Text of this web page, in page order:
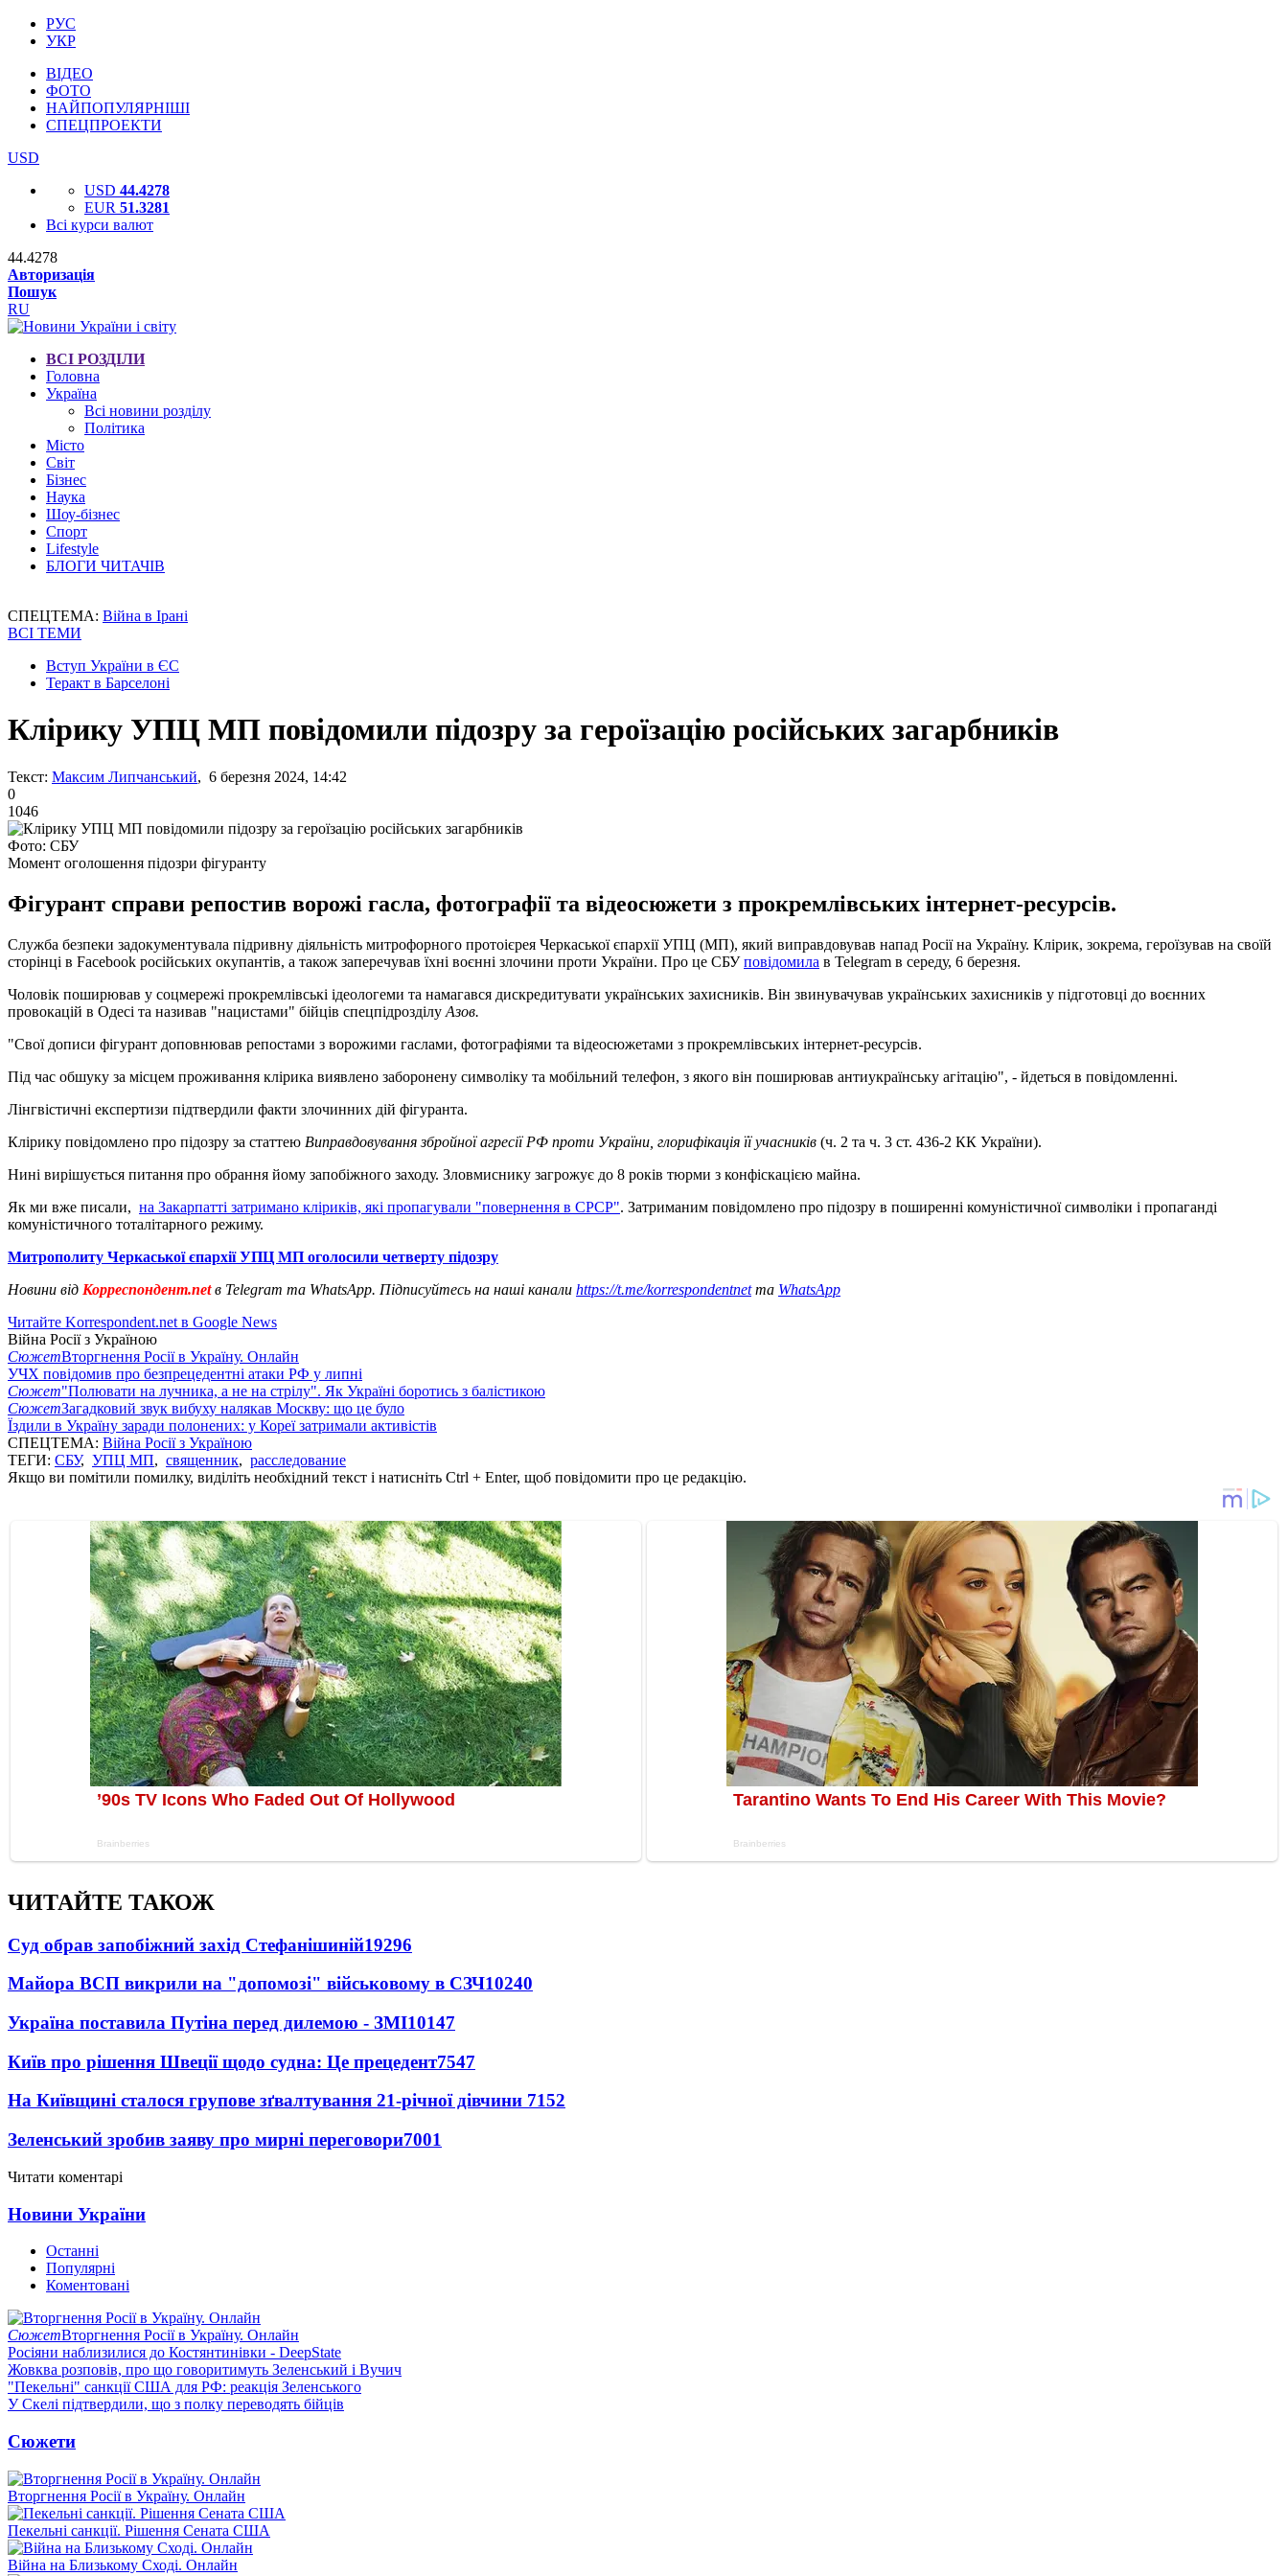
РУС
УКР
ВІДЕО
ФОТО
НАЙПОПУЛЯРНІШІ
СПЕЦПРОЕКТИ
USD
USD 44.4278
EUR 51.3281
Всі курси валют
44.4278
Авторизація
Пошук
RU
ВСІ РОЗДІЛИ
Головна
Україна
Всі новини розділу
Політика
Місто
Світ
Бізнес
Наука
Шоу-бізнес
Спорт
Lifestyle
БЛОГИ ЧИТАЧІВ
СПЕЦТЕМА: Війна в Ірані
ВСІ ТЕМИ
Вступ України в ЄС
Теракт в Барселоні
Клірику УПЦ МП повідомили підозру за героїзацію російських загарбників
Текст: Максим Липчанський, 6 березня 2024, 14:42
0
1046
Фото: СБУ
Момент оголошення підозри фігуранту
Фігурант справи репостив ворожі гасла, фотографії та відеосюжети з прокремлівських інтернет-ресурсів.
Служба безпеки задокументувала підривну діяльність митрофорного протоієрея Черкаської єпархії УПЦ (МП), який виправдовував напад Росії на Україну. Клірик, зокрема, героїзував на своїй
сторінці в Facebook російських окупантів, а також заперечував їхні воєнні злочини проти України. Про це СБУповідомила в Telegram в середу, 6 березня.
Чоловік поширював у соцмережі прокремлівські ідеологеми та намагався дискредитувати українських захисників. Він звинувачував українських захисників у підготовці до воєнних
провокацій в Одесі та називав "нацистами" бійців спецпідрозділу Азов.
"Свої дописи фігурант доповнював репостами з ворожими гаслами, фотографіями та відеосюжетами з прокремлівських інтернет-ресурсів.
Під час обшуку за місцем проживання клірика виявлено заборонену символіку та мобільний телефон, з якого він поширював антиукраїнську агітацію", - йдеться в повідомленні.
Лінгвістичні експертизи підтвердили факти злочинних дій фігуранта.
Клірику повідомлено про підозру за статтею Виправдовування збройної агресії РФ проти України, глорифікація її учасників (ч. 2 та ч. 3 ст. 436-2 КК України).
Нині вирішується питання про обрання йому запобіжного заходу. Зловмиснику загрожує до 8 років тюрми з конфіскацією майна.
Як ми вже писали, на Закарпатті затримано кліриків, які пропагували "повернення в СРСР". Затриманим повідомлено про підозру в поширенні комуністичної символіки і пропаганді
комуністичного тоталітарного режиму.
Митрополиту Черкаської єпархії УПЦ МП оголосили четверту підозру
Новини від Корреспондент.netв Telegram та WhatsApp. Підписуйтесь на наші канали https://t.me/korrespondentnetта WhatsApp
Читайте Korrespondent.net в Google News
Війна Росії з Україною
СюжетВторгнення Росії в Україну. Онлайн
УЧХ повідомив про безпрецедентні атаки РФ у липні
Сюжет"Полювати на лучника, а не на стрілу". Як Україні боротись з балістикою
СюжетЗагадковий звук вибуху налякав Москву: що це було
Їздили в Україну заради полонених: у Кореї затримали активістів
СПЕЦТЕМА: Війна Росії з Україною
ТЕГИ: СБУ, УПЦ МП, священник, расследование
Якщо ви помітили помилку, виділіть необхідний текст і натисніть Ctrl + Enter, щоб повідомити про це редакцію.
ЧИТАЙТЕ ТАКОЖ
Суд обрав запобіжний захід Стефанішиній19296
Майора ВСП викрили на "допомозі" військовому в СЗЧ10240
Україна поставила Путіна перед дилемою - ЗМІ10147
Київ про рішення Швеції щодо судна: Це прецедент7547
На Київщині сталося групове зґвалтування 21-річної дівчини 7152
Зеленський зробив заяву про мирні переговори7001
Читати коментарі
Новини України
Останні
Популярні
Коментовані
СюжетВторгнення Росії в Україну. Онлайн
Росіяни наблизилися до Костянтинівки - DeepState
Жовква розповів, про що говоритимуть Зеленський і Вучич
"Пекельні" санкції США для РФ: реакція Зеленського
У Скелі підтвердили, що з полку переводять бійців
Сюжети
Вторгнення Росії в Україну. Онлайн
Пекельні санкції. Рішення Сената США
Війна на Близькому Сході. Онлайн